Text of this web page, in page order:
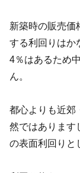
新築時の販売価
する利回りはか
4％はあるため
ん。
都心よりも近郊
然ではあります
の表面利回りと